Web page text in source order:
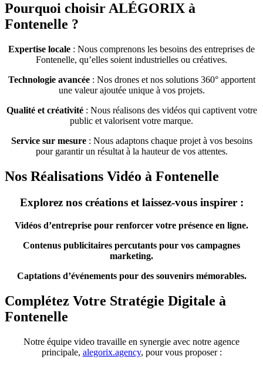
Pourquoi choisir ALÉGORIX à
Fontenelle ?
Expertise locale : Nous comprenons les besoins des entreprises de
Fontenelle, qu’elles soient industrielles ou créatives.
Technologie avancée: Nos drones et nos solutions 360° apportent
une valeur ajoutée unique à vos projets.
Qualité et créativité: Nous réalisons des vidéos qui captivent votre
public et valorisent votre marque.
Service sur mesure: Nous adaptons chaque projet à vos besoins
pour garantir un résultat à la hauteur de vos attentes.
Nos Réalisations Vidéo à Fontenelle
Explorez nos créations et laissez-vous inspirer :
Vidéos d’entreprise pour renforcer votre présence en ligne.
Contenus publicitaires percutants pour vos campagnes
marketing.
Captations d’événements pour des souvenirs mémorables.
Complétez Votre Stratégie Digitale à
Fontenelle
Notre équipe video travaille en synergie avec notre agence
principale, alegorix.agency, pour vous proposer :